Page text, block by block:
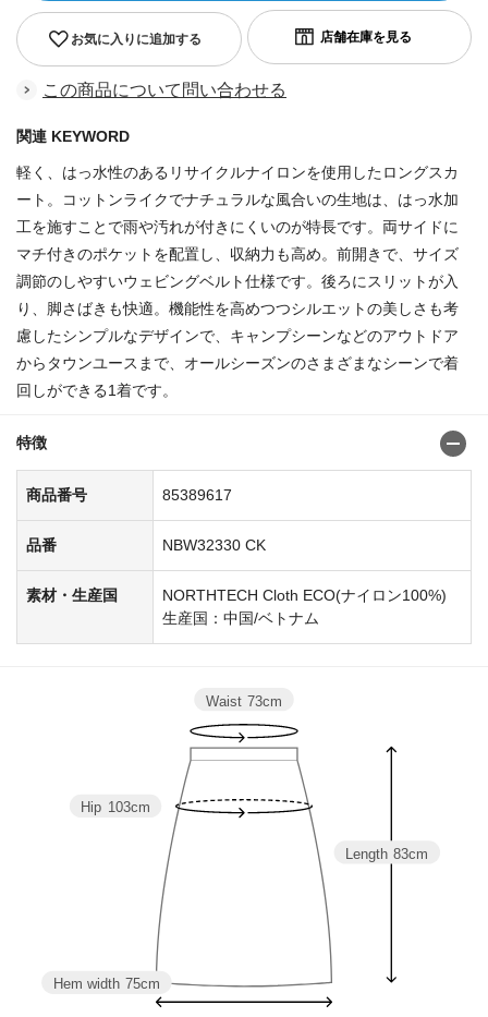
お気に入りに追加する
この商品について問い合わせる
関連 KEYWORD
軽く、はっ水性のあるリサイクルナイロンを使用したロングスカ
ート。コットンライクでナチュラルな風合いの生地は、はっ水加
工を施すことで雨や汚れが付きにくいのが特長です。両サイドに
マチ付きのポケットを配置し、収納力も高め。前開きで、サイズ
調節のしやすいウェビングベルト仕様です。後ろにスリットが入
り、脚さばきも快適。機能性を高めつつシルエットの美しさも考
慮したシンプルなデザインで、キャンプシーンなどのアウトドア
からタウンユースまで、オールシーズンのさまざまなシーンで着
回しができる1着です。
特徴
商品番号 85389617
品番 NBW32330 CK
素材・生産国
NORTHTECH Cloth ECO(ナイロン100%)
生産国：中国/ベトナム
Length 83cm
Hem width 75cm
Hip 103cm
Waist 73cm